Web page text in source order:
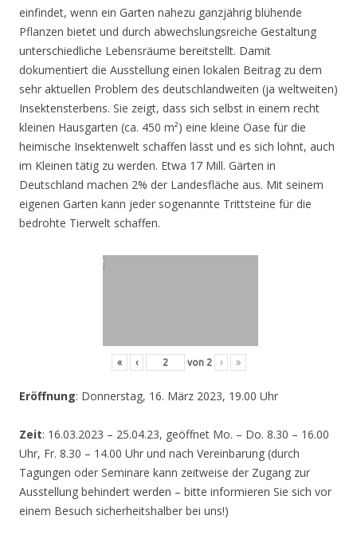
einfindet, wenn ein Garten nahezu ganzjährig blühende
Pflanzen bietet und durch abwechslungsreiche Gestaltung
unterschiedliche Lebensräume bereitstellt. Damit
dokumentiert die Ausstellung einen lokalen Beitrag zu dem
sehr aktuellen Problem des deutschlandweiten (ja weltweiten)
Insektensterbens. Sie zeigt, dass sich selbst in einem recht
kleinen Hausgarten (ca. 450 m²) eine kleine Oase für die
heimische Insektenwelt schaffen lässt und es sich lohnt, auch
im Kleinen tätig zu werden. Etwa 17 Mill. Gärten in
Deutschland machen 2% der Landesfläche aus. Mit seinem
eigenen Garten kann jeder sogenannte Trittsteine für die
bedrohte Tierwelt schaffen.
« ‹ von 2 › »
Eröffnung: Donnerstag, 16. März 2023, 19.00 Uhr
Zeit: 16.03.2023 – 25.04.23, geöffnet Mo. – Do. 8.30 – 16.00
Uhr, Fr. 8.30 – 14.00 Uhr und nach Vereinbarung (durch
Tagungen oder Seminare kann zeitweise der Zugang zur
Ausstellung behindert werden – bitte informieren Sie sich vor
einem Besuch sicherheitshalber bei uns!)